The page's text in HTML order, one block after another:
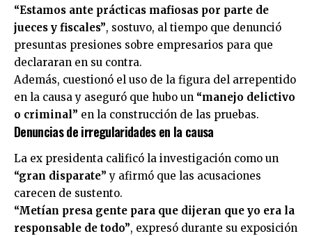
“Estamos ante prácticas mafiosas por parte de
jueces y fiscales”, sostuvo, al tiempo que denunció
presuntas presiones sobre empresarios para que
declararan en su contra.
Además, cuestionó el uso de la figura del arrepentido
en la causa y aseguró que hubo un “manejo delictivo
o criminal” en la construcción de las pruebas.
Denuncias de irregularidades en la causa
La ex presidenta calificó la investigación como un
“gran disparate” y afirmó que las acusaciones
carecen de sustento.
“Metían presa gente para que dijeran que yo era la
responsable de todo”, expresó durante su exposición